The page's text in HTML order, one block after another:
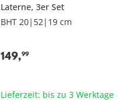
Laterne, 3er Set
BHT 20|52|19 cm
149,99
Lieferzeit: bis zu 3 Werktage